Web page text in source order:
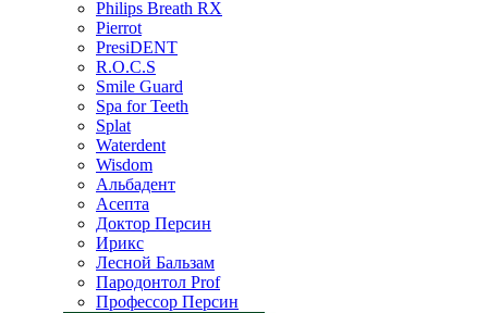
Philips Breath RX
Pierrot
PresiDENT
R.O.C.S
Smile Guard
Spa for Teeth
Splat
Waterdent
Wisdom
Альбадент
Асепта
Доктор Персин
Ирикс
Лесной Бальзам
Пародонтол Prof
Профессор Персин